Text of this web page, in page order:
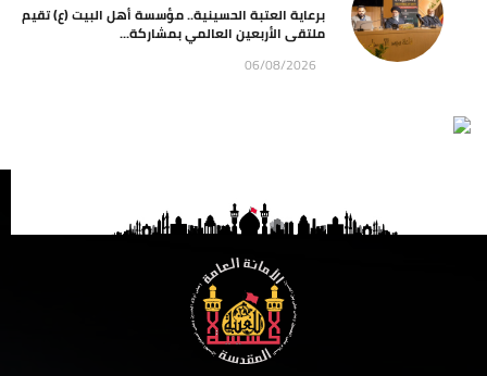
برعاية العتبة الحسينية.. مؤسسة أهل البيت (ع) تقيم
ملتقى الأربعين العالمي بمشاركة...
06/08/2026